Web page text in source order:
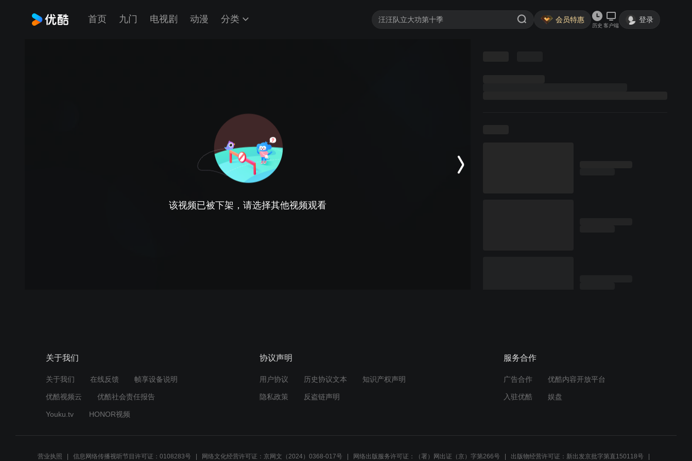
首页 九门 电视剧 动漫 分类 会员特惠
历史 客户端
登录
该视频已被下架，请选择其他视频观看
关于我们
关于我们 在线反馈 帧享设备说明
优酷视频云 优酷社会责任报告
Youku.tv HONOR视频
协议声明
用户协议 历史协议文本 知识产权声明
隐私政策 反盗链声明
服务合作
广告合作 优酷内容开放平台
入驻优酷 娱盘
营业执照 信息网络传播视听节目许可证：0108283号 网络文化经营许可证：京网文（2024）0368-017号 网络出版服务许可证：（署）网出证（京）字第266号 出版物经营许可证：新出发京批字第直150118号